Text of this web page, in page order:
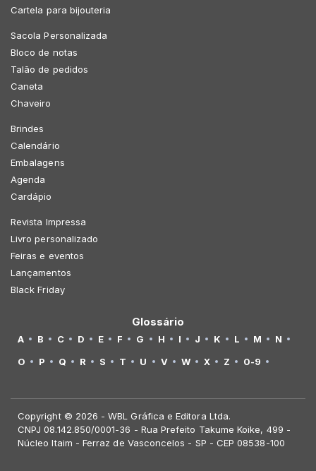
Cartela para bijouteria
Sacola Personalizada
Bloco de notas
Talão de pedidos
Caneta
Chaveiro
Brindes
Calendário
Embalagens
Agenda
Cardápio
Revista Impressa
Livro personalizado
Feiras e eventos
Lançamentos
Black Friday
Glossário
A B C D E F G H I J K L M
N
O
P Q R S T U V W X Z 0-9
Copyright © 2026 - WBL Gráfica e Editora Ltda.
CNPJ 08.142.850/0001-36 - Rua Prefeito Takume Koike, 499 -
Núcleo Itaim - Ferraz de Vasconcelos - SP - CEP 08538-100